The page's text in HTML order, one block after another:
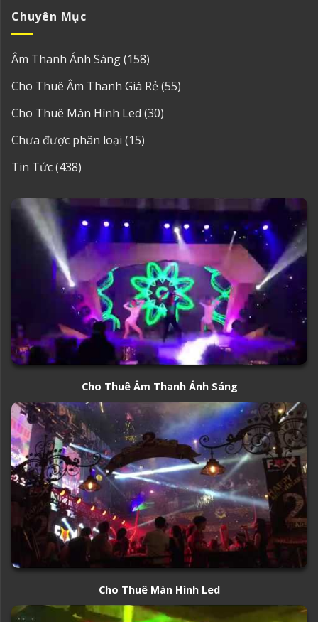
Chuyên Mục
Âm Thanh Ánh Sáng(158)
Cho Thuê Âm Thanh Giá Rẻ(55)
Cho Thuê Màn Hình Led (30)
Chưa được phân loại (15)
Tin Tức(438)
Cho Thuê Âm Thanh Ánh Sáng
Cho Thuê Màn Hình Led